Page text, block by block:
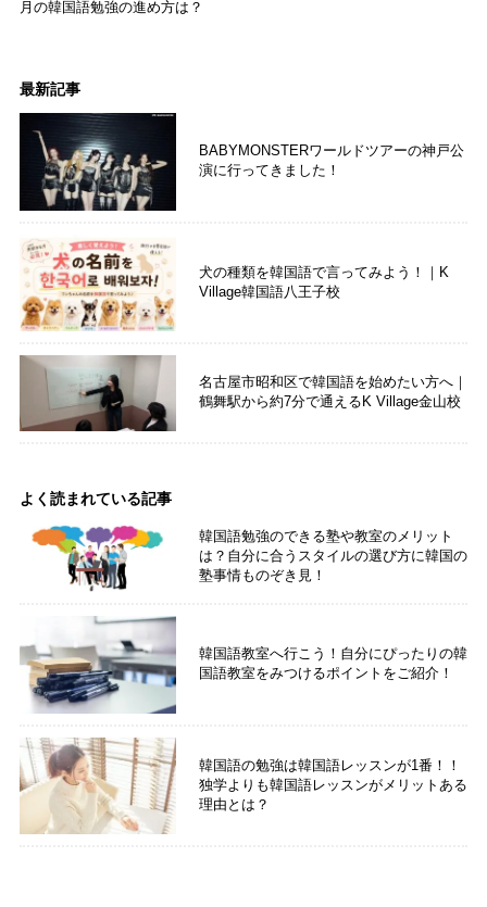
月の韓国語勉強の進め方は？
最新記事
BABYMONSTERワールドツアーの神戸公
演に行ってきました！
犬の種類を韓国語で言ってみよう！｜K
Village韓国語八王子校
名古屋市昭和区で韓国語を始めたい方へ｜
鶴舞駅から約7分で通えるK Village金山校
よく読まれている記事
韓国語勉強のできる塾や教室のメリット
は？自分に合うスタイルの選び方に韓国の
塾事情ものぞき見！
韓国語教室へ行こう！自分にぴったりの韓
国語教室をみつけるポイントをご紹介！
韓国語の勉強は韓国語レッスンが1番！！
独学よりも韓国語レッスンがメリットある
理由とは？